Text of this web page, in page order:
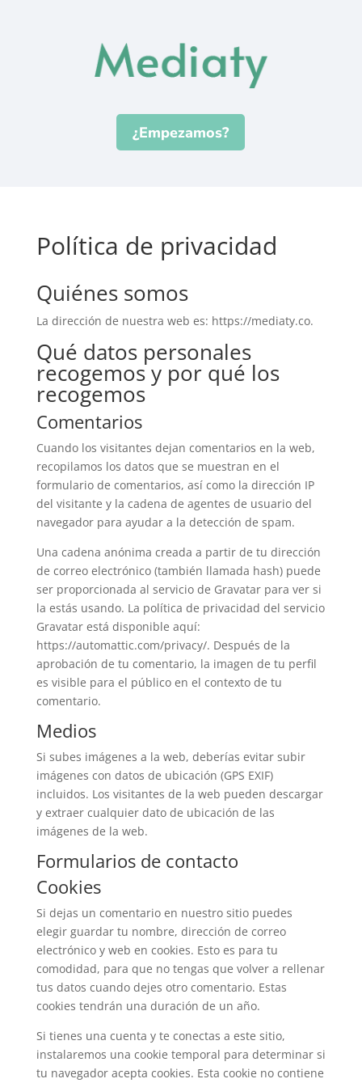
¿Empezamos?
Política de privacidad
Quiénes somos
La dirección de nuestra web es: https://mediaty.co.
Qué datos personales
recogemos y por qué los
recogemos
Comentarios
Cuando los visitantes dejan comentarios en la web,
recopilamos los datos que se muestran en el
formulario de comentarios, así como la dirección IP
del visitante y la cadena de agentes de usuario del
navegador para ayudar a la detección de spam.
Una cadena anónima creada a partir de tu dirección
de correo electrónico (también llamada hash) puede
ser proporcionada al servicio de Gravatar para ver si
la estás usando. La política de privacidad del servicio
Gravatar está disponible aquí:
https://automattic.com/privacy/. Después de la
aprobación de tu comentario, la imagen de tu perfil
es visible para el público en el contexto de tu
comentario.
Medios
Si subes imágenes a la web, deberías evitar subir
imágenes con datos de ubicación (GPS EXIF)
incluidos. Los visitantes de la web pueden descargar
y extraer cualquier dato de ubicación de las
imágenes de la web.
Formularios de contacto
Cookies
Si dejas un comentario en nuestro sitio puedes
elegir guardar tu nombre, dirección de correo
electrónico y web en cookies. Esto es para tu
comodidad, para que no tengas que volver a rellenar
tus datos cuando dejes otro comentario. Estas
cookies tendrán una duración de un año.
Si tienes una cuenta y te conectas a este sitio,
instalaremos una cookie temporal para determinar si
tu navegador acepta cookies. Esta cookie no contiene